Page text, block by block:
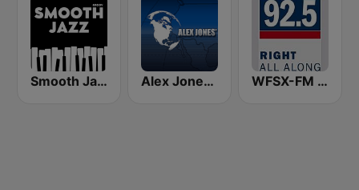
Smooth Jazz - Groov Alex Jones - Infowars.com WFSX-FM 92.5 Right All Along (US Only)